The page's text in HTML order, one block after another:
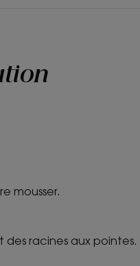
: moins d’eau et
mousser.
des racines aux pointes.